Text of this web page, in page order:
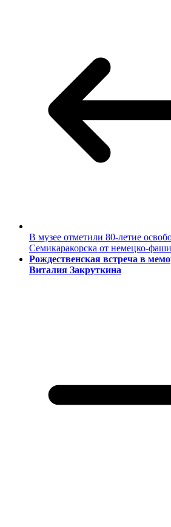
В музее отметили 80-летие
Семикаракорска от немецко-
Рождественская встреча в
Виталия Закруткина